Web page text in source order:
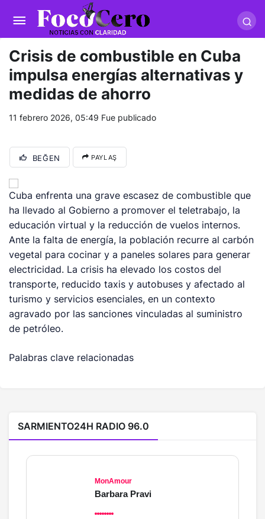
trwin giriş
masterbetting-palacebet1.com-
tlcasino giriş-betandyou-vbett34.com betovis34.net-
skyloftsbet
Crisis de combustible en Cuba
impulsa energías alternativas y
medidas de ahorro
11 febrero 2026, 05:49 Fue publicado
BEĞEN PAYLAŞ
Cuba enfrenta una grave escasez de combustible que
ha llevado al Gobierno a promover el teletrabajo, la
educación virtual y la reducción de vuelos internos.
Ante la falta de energía, la población recurre al carbón
vegetal para cocinar y a paneles solares para generar
electricidad. La crisis ha elevado los costos del
transporte, reducido taxis y autobuses y afectado al
turismo y servicios esenciales, en un contexto
agravado por las sanciones vinculadas al suministro
de petróleo.
Palabras clave relacionadas
SARMIENTO24H RADIO 96.0
MonAmour
Barbara Pravi